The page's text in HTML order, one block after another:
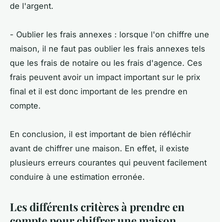
de l'argent.
- Oublier les frais annexes : lorsque l'on chiffre une
maison, il ne faut pas oublier les frais annexes tels
que les frais de notaire ou les frais d'agence. Ces
frais peuvent avoir un impact important sur le prix
final et il est donc important de les prendre en
compte.
En conclusion, il est important de bien réfléchir
avant de chiffrer une maison. En effet, il existe
plusieurs erreurs courantes qui peuvent facilement
conduire à une estimation erronée.
Les différents critères à prendre en